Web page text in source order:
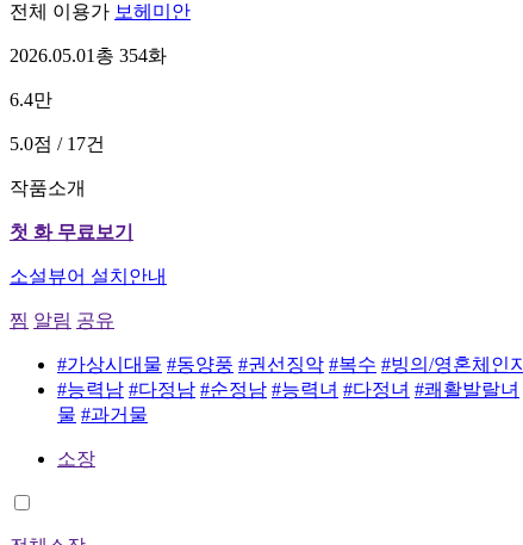
전체 이용가 보헤미안
2026.05.01 총 354화
6.4만
5.0점 / 17건
작품소개
첫 화 무료보기
소설뷰어 설치안내
찜 알림 공유
#가상시대물 #동양풍 #권선징악 #복수 #빙의/영혼체인지
#능력남 #다정남 #순정남 #능력녀 #다정녀 #쾌활발랄녀
물 #과거물
소장